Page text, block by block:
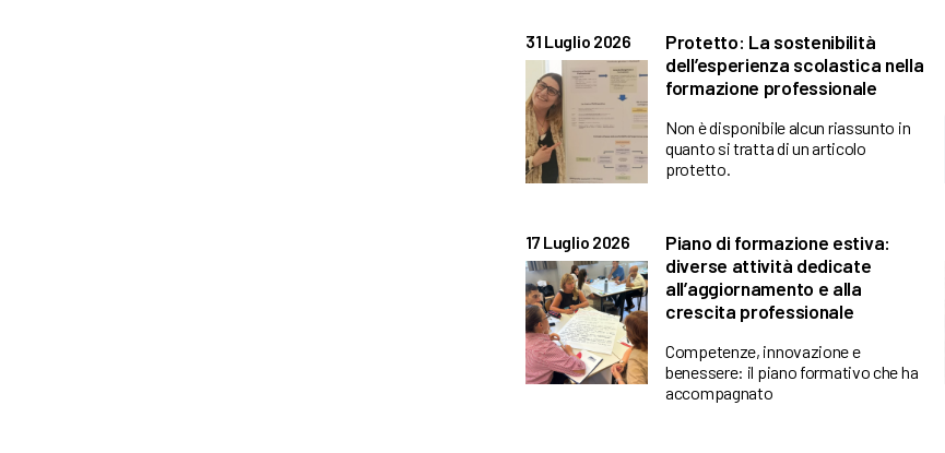
31 Luglio 2026
Protetto: La sostenibilità
dell’esperienza scolastica nella
formazione professionale
Non è disponibile alcun riassunto in
quanto si tratta di un articolo
protetto.
17 Luglio 2026
Piano di formazione estiva:
diverse attività dedicate
all’aggiornamento e alla
crescita professionale
Competenze, innovazione e
benessere: il piano formativo che ha
accompagnato